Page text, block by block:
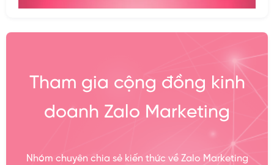
Tham gia cộng đồng kinh
doanh Zalo Marketing
Nhóm chuyên chia sẻ kiến thức về Zalo Marketing